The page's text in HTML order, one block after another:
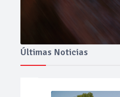
Últimas Noticias